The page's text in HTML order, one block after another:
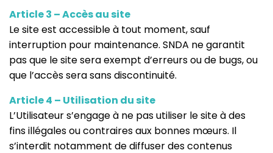
Article 3 – Accès au site
Le site est accessible à tout moment, sauf
interruption pour maintenance. SNDA ne garantit
pas que le site sera exempt d’erreurs ou de bugs, ou
que l’accès sera sans discontinuité.
Article 4 – Utilisation du site
L’Utilisateur s’engage à ne pas utiliser le site à des
fins illégales ou contraires aux bonnes mœurs. Il
s’interdit notamment de diffuser des contenus